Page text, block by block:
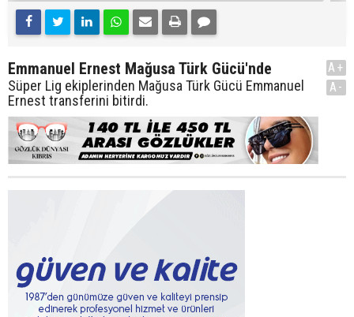
Emmanuel Ernest Mağusa Türk Gücü'nde
Süper Lig ekiplerinden Mağusa Türk Gücü Emmanuel
Ernest transferini bitirdi.
A+
A-